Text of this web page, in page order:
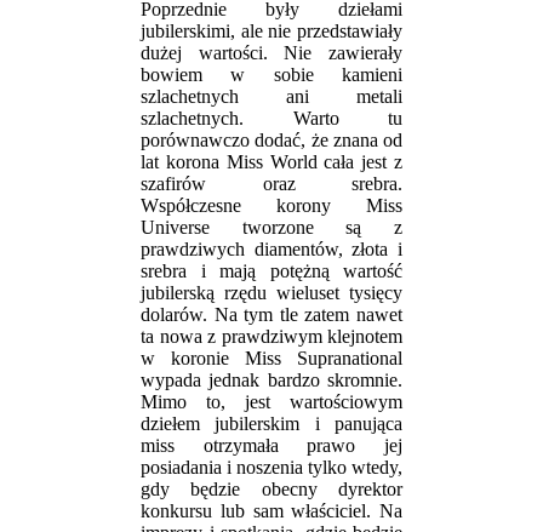
Poprzednie były dziełami
jubilerskimi, ale nie przedstawiały
dużej wartości. Nie zawierały
bowiem w sobie kamieni
szlachetnych ani metali
szlachetnych. Warto tu
porównawczo dodać, że znana od
lat korona Miss World cała jest z
szafirów oraz srebra.
Współczesne korony Miss
Universe tworzone są z
prawdziwych diamentów, złota i
srebra i mają potężną wartość
jubilerską rzędu wieluset tysięcy
dolarów. Na tym tle zatem nawet
ta nowa z prawdziwym klejnotem
w koronie Miss Supranational
wypada jednak bardzo skromnie.
Mimo to, jest wartościowym
dziełem jubilerskim i panująca
miss otrzymała prawo jej
posiadania i noszenia tylko wtedy,
gdy będzie obecny dyrektor
konkursu lub sam właściciel. Na